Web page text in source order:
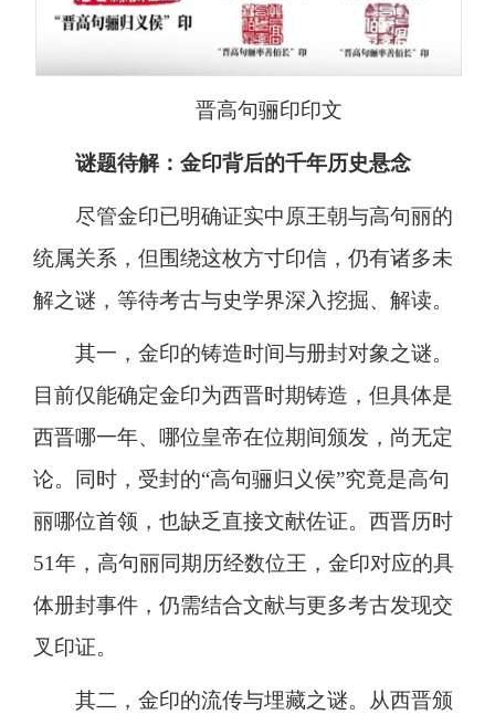
晋高句骊印印文
谜题待解：金印背后的千年历史悬念
尽管金印已明确证实中原王朝与高句丽的
统属关系，但围绕这枚方寸印信，仍有诸多未
解之谜，等待考古与史学界深入挖掘、解读。
其一，金印的铸造时间与册封对象之谜。
目前仅能确定金印为西晋时期铸造，但具体是
西晋哪一年、哪位皇帝在位期间颁发，尚无定
论。同时，受封的“高句骊归义侯”究竟是高句
丽哪位首领，也缺乏直接文献佐证。西晋历时
51年，高句丽同期历经数位王，金印对应的具
体册封事件，仍需结合文献与更多考古发现交
叉印证。
其二，金印的流传与埋藏之谜。从西晋颁